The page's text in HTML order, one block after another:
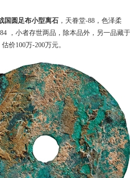
国圆足布小型离石 ，天眷堂-88，色泽柔
，小者存世两品，除本品外，另一品藏于
价100万-200万元。